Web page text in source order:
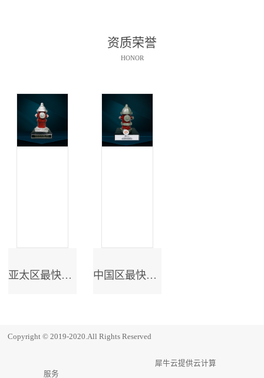
资质荣誉
HONOR
亚太区最快成长奖 中国区最快成长奖
Copyright © 2019-2020.All Rights Reserved
犀牛云提供云计算
服务